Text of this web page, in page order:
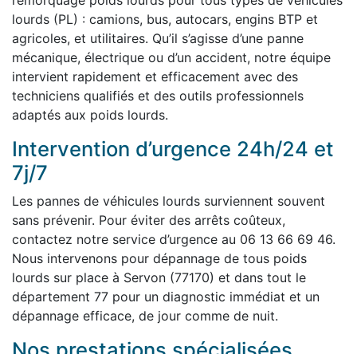
lourds (PL) : camions, bus, autocars, engins BTP et
agricoles, et utilitaires. Qu’il s’agisse d’une panne
mécanique, électrique ou d’un accident, notre équipe
intervient rapidement et efficacement avec des
techniciens qualifiés et des outils professionnels
adaptés aux poids lourds.
Intervention d’urgence 24h/24 et
7j/7
Les pannes de véhicules lourds surviennent souvent
sans prévenir. Pour éviter des arrêts coûteux,
contactez notre service d’urgence au 06 13 66 69 46.
Nous intervenons pour dépannage de tous poids
lourds sur place à Servon (77170) et dans tout le
département 77 pour un diagnostic immédiat et un
dépannage efficace, de jour comme de nuit.